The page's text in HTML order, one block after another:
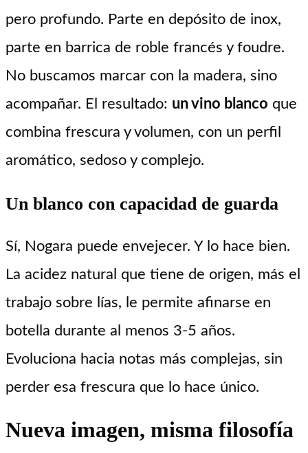
pero profundo. Parte en depósito de inox,
parte en barrica de roble francés y foudre.
No buscamos marcar con la madera, sino
acompañar. El resultado: un vino blanco que
combina frescura y volumen, con un perfil
aromático, sedoso y complejo.
Un blanco con capacidad de guarda
Sí, Nogara puede envejecer. Y lo hace bien.
La acidez natural que tiene de origen, más el
trabajo sobre lías, le permite afinarse en
botella durante al menos 3-5 años.
Evoluciona hacia notas más complejas, sin
perder esa frescura que lo hace único.
Nueva imagen, misma filosofía